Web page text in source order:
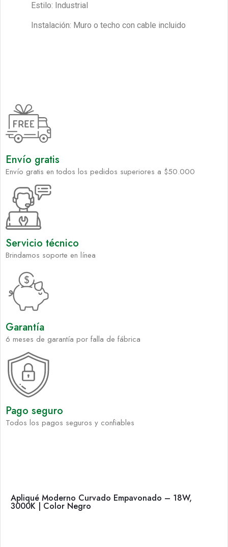
Estilo: Industrial
Instalación: Muro o techo con cable incluido
Envío gratis
Envío gratis en todos los pedidos superiores a $50.000
Servicio técnico
Brindamos soporte en línea
Garantía
6 meses de garantía por falla de fábrica
Pago seguro
Todos los pagos seguros y confiables
Apliqué Moderno Curvado Empavonado – 18W,
3000K | Color Negro